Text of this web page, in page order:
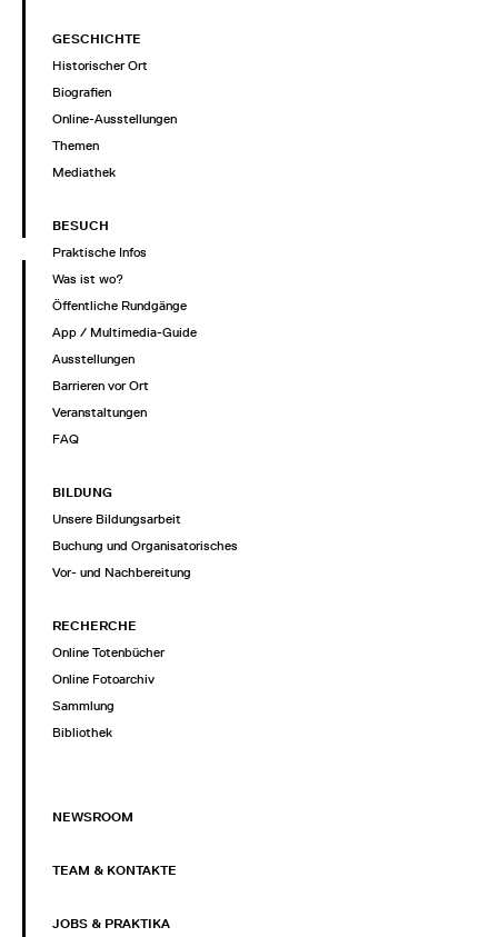
GESCHICHTE
Historischer Ort
Biografien
Online-Ausstellungen
Themen
Mediathek
BESUCH
Praktische Infos
Was ist wo?
Öffentliche Rundgänge
App / Multimedia-Guide
Ausstellungen
Barrieren vor Ort
Veranstaltungen
FAQ
BILDUNG
Unsere Bildungsarbeit
Buchung und Organisatorisches
Vor- und Nachbereitung
RECHERCHE
Online Totenbücher
Online Fotoarchiv
Sammlung
Bibliothek
NEWSROOM
TEAM & KONTAKTE
JOBS & PRAKTIKA